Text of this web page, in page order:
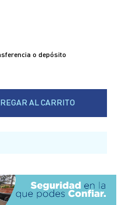
o depósito